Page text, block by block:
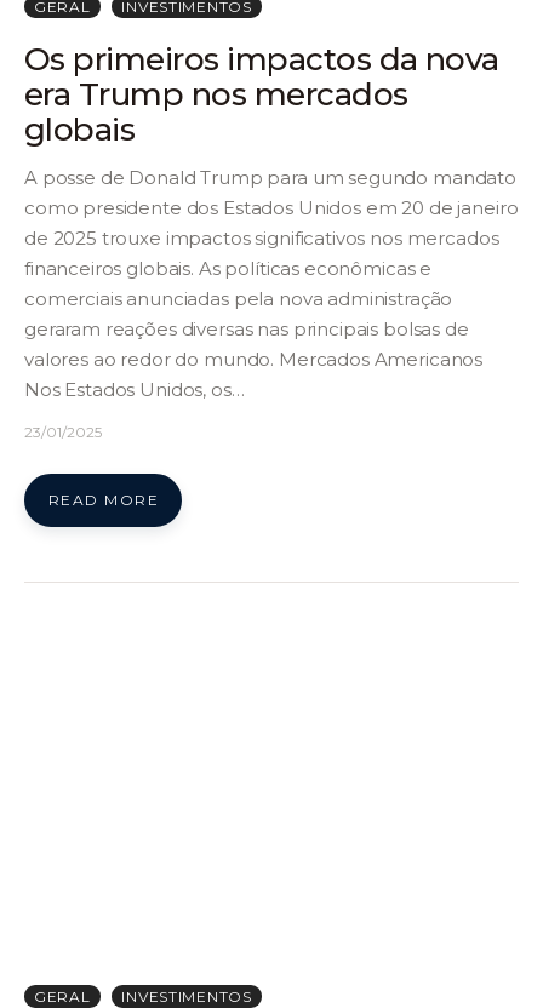
GERAL INVESTIMENTOS
Os primeiros impactos da nova
era Trump nos mercados
globais
A posse de Donald Trump para um segundo mandato
como presidente dos Estados Unidos em 20 de janeiro
de 2025 trouxe impactos significativos nos mercados
financeiros globais. As políticas econômicas e
comerciais anunciadas pela nova administração
geraram reações diversas nas principais bolsas de
valores ao redor do mundo. Mercados Americanos
Nos Estados Unidos, os…
23/01/2025
READ MORE
GERAL INVESTIMENTOS